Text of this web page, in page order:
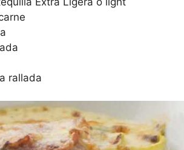
rallada